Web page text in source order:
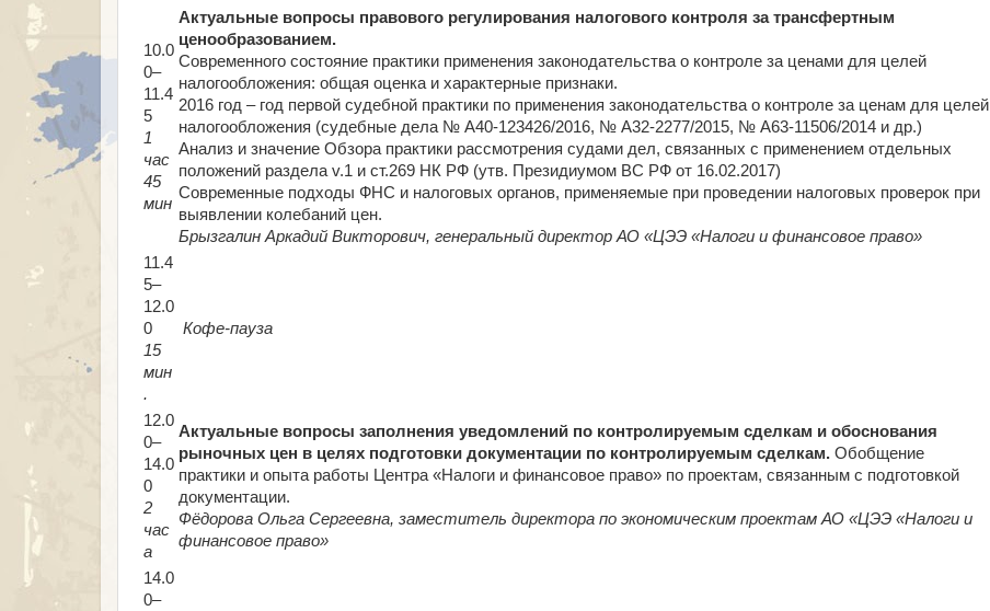
10.0
0–
11.4
5
1
час
45
мин
Актуальные вопросы правового регулирования налогового контроля за трансфертным
ценообразованием.
Современного состояние практики применения законодательства о контроле за ценами для целей
налогообложения: общая оценка и характерные признаки.
2016 год – год первой судебной практики по применения законодательства о контроле за ценам для целей
налогообложения (судебные дела № А40-123426/2016, № А32-2277/2015, № А63-11506/2014 и др.)
Анализ и значение Обзора практики рассмотрения судами дел, связанных с применением отдельных
положений раздела v.1 и ст.269 НК РФ (утв. Президиумом ВС РФ от 16.02.2017)
Современные подходы ФНС и налоговых органов, применяемые при проведении налоговых проверок при
выявлении колебаний цен.
Брызгалин Аркадий Викторович, генеральный директор АО «ЦЭЭ «Налоги и финансовое право»
11.4
5–
12.0
0
15
мин
.
Кофе-пауза
12.0
0–
14.0
0
2
час
а
Актуальные вопросы заполнения уведомлений по контролируемым сделкам и обоснования
рыночных цен в целях подготовки документации по контролируемым сделкам. Обобщение
практики и опыта работы Центра «Налоги и финансовое право» по проектам, связанным с подготовкой
документации.
Фёдорова Ольга Сергеевна, заместитель директора по экономическим проектам АО «ЦЭЭ «Налоги и
финансовое право»
14.0
0–